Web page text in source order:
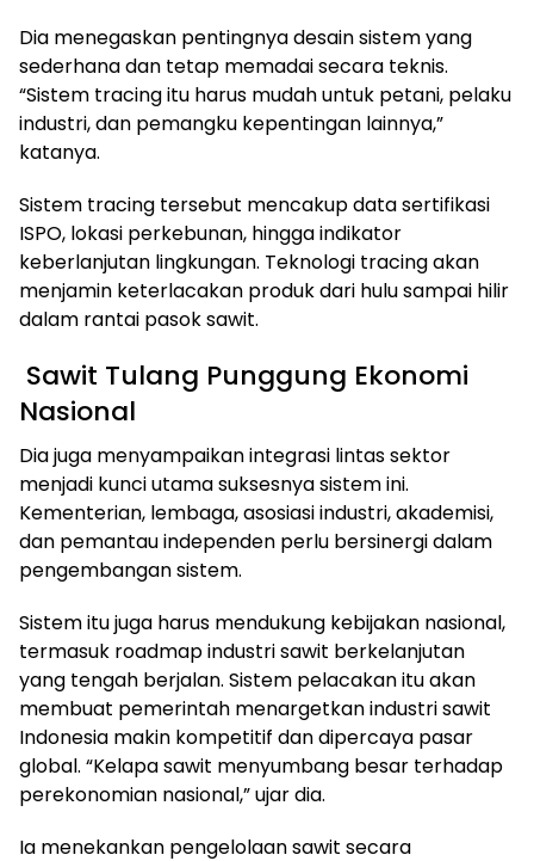
Dia menegaskan pentingnya desain sistem yang
sederhana dan tetap memadai secara teknis.
“Sistem tracing itu harus mudah untuk petani, pelaku
industri, dan pemangku kepentingan lainnya,”
katanya.
Sistem tracing tersebut mencakup data sertifikasi
ISPO, lokasi perkebunan, hingga indikator
keberlanjutan lingkungan. Teknologi tracing akan
menjamin keterlacakan produk dari hulu sampai hilir
dalam rantai pasok sawit.
Sawit Tulang Punggung Ekonomi
Nasional
Dia juga menyampaikan integrasi lintas sektor
menjadi kunci utama suksesnya sistem ini.
Kementerian, lembaga, asosiasi industri, akademisi,
dan pemantau independen perlu bersinergi dalam
pengembangan sistem.
Sistem itu juga harus mendukung kebijakan nasional,
termasuk roadmap industri sawit berkelanjutan
yang tengah berjalan. Sistem pelacakan itu akan
membuat pemerintah menargetkan industri sawit
Indonesia makin kompetitif dan dipercaya pasar
global. “Kelapa sawit menyumbang besar terhadap
perekonomian nasional,” ujar dia.
Ia menekankan pengelolaan sawit secara